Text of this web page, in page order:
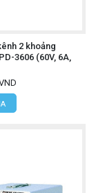
2 khoảng
3606 (60V, 6A,